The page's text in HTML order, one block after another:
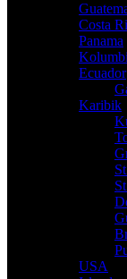
Costa
Panama
Ecuador
Karibik
USA